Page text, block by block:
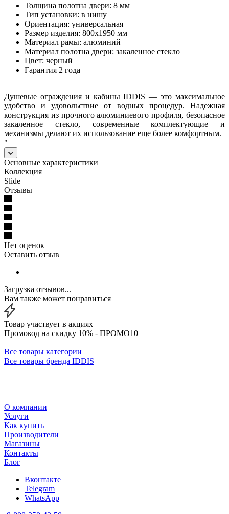
Толщина полотна двери: 8 мм
Тип установки: в нишу
Ориентация: универсальная
Размер изделия: 800х1950 мм
Материал рамы: алюминий
Материал полотна двери: закаленное стекло
Цвет: черный
Гарантия 2 года
Душевые ограждения и кабины IDDIS — это максимальное
удобство и удовольствие от водных процедур. Надежная
конструкция из прочного алюминиевого профиля, безопасное
закаленное стекло, современные комплектующие и
механизмы делают их использование еще более комфортным.
"
Основные характеристики
Коллекция
Slide
Отзывы
Нет оценок
Оставить отзыв
Загрузка отзывов...
Вам также может понравиться
Товар участвует в акциях
Промокод на скидку 10% - ПРОМО10
Все товары категории
Все товары бренда IDDIS
О компании
Услуги
Как купить
Производители
Магазины
Контакты
Блог
Вконтакте
Telegram
WhatsApp